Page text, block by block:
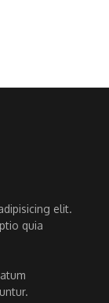
elit.
quia